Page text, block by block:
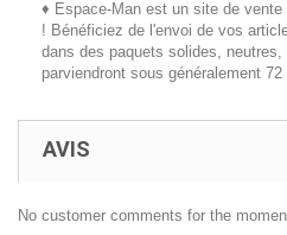
♦ Espace-Man est un site de
! Bénéficiez de l'envoi de vos
dans des paquets solides,
parviendront sous généralement 72
AVIS
No customer comments for the